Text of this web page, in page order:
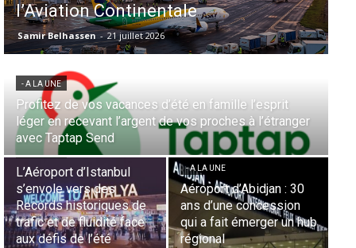
Miami en tête
Samir Belhassen - 6 août 2026
- A LA UNE
Aérien & Stratégie : Comment Royal Air Maroc fait de
la diaspora européenne le moteur de son hub de
Casablanca
- A LA UNE
Sécurité des frontières
aériennes en Afrique :
L’appel urgent à
l’harmonisation globale
- A LA UNE
Nominations : Sadri
Essid à la tête de la
Représentation d’Air
France en Tunisie et
Lionel Rault aux
commandes de la
ANSCO
: 30
hub